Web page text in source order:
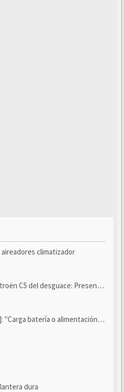
aireadores climatizador
del desguace: Presentación y seguimiento
batería o alimentación eléctri...
dura